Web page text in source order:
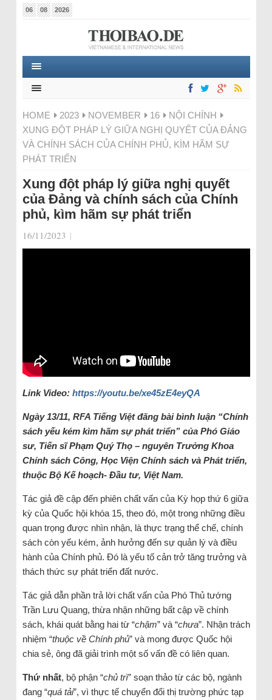
06 08 2026
HOME 2023 NOVEMBER 16
NỘI CHÍNH
XUNG ĐỘT PHÁP LÝ GIỮA NGHỊ QUYẾT CỦA ĐẢNG
VÀ CHÍNH SÁCH CỦA CHÍNH PHỦ, KÌM HÃM SỰ
PHÁT TRIỂN
Xung đột pháp lý giữa nghị quyết
của Đảng và chính sách của Chính
phủ, kìm hãm sự phát triển
16/11/2023 |
Link Video: https://youtu.be/xe45zE4eyQA
Ngày 13/11, RFA Tiếng Việt đăng bài bình luận “Chính
sách yếu kém kìm hãm sự phát triển” của Phó Giáo
sư, Tiến sĩ Phạm Quý Thọ – nguyên Trưởng Khoa
Chính sách Công, Học Viện Chính sách và Phát triển,
thuộc Bộ Kế hoạch- Đầu tư, Việt Nam.
Tác giả đề cập đến phiên chất vấn của Kỳ họp thứ 6 giữa
kỳ của Quốc hội khóa 15, theo đó, một trong những điều
quan trọng được nhìn nhận, là thực trạng thể chế, chính
sách còn yếu kém, ảnh hưởng đến sự quản lý và điều
hành của Chính phủ. Đó là yếu tố cản trở tăng trưởng và
thách thức sự phát triển đất nước.
Tác giả dẫn phần trả lời chất vấn của Phó Thủ tướng
Trần Lưu Quang, thừa nhận những bất cập về chính
sách, khái quát bằng hai từ “chậm” và “chưa”. Nhận trách
nhiệm “thuộc về Chính phủ” và mong được Quốc hội
chia sẻ, ông đã giải trình một số vấn đề có liên quan.
Thứ nhất, bộ phận “chủ trì” soạn thảo từ các bộ, ngành
đang “quá tải”, vì thực tế chuyển đổi thị trường phức tạp